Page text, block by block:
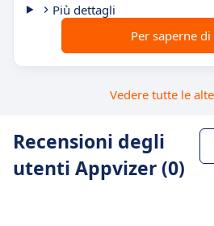
Più dettagli
Per saperne
Vedere tutte le
Recensioni degli
utenti Appvizer (0)